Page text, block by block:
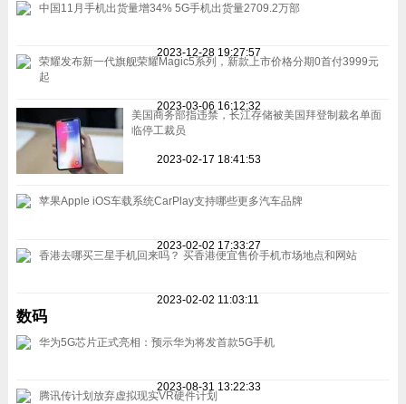
中国11月手机出货量增34% 5G手机出货量2709.2万部
2023-12-28 19:27:57
荣耀发布新一代旗舰荣耀Magic5系列，新款上市价格分期0首付3999元
起
2023-03-06 16:12:32
美国商务部指违禁，长江存储被美国拜登制裁名单面
临停工裁员
2023-02-17 18:41:53
苹果Apple iOS车载系统CarPlay支持哪些更多汽车品牌
2023-02-02 17:33:27
香港去哪买三星手机回来吗？ 买香港便宜售价手机市场地点和网站
2023-02-02 11:03:11
数码
华为5G芯片正式亮相：预示华为将发首款5G手机
2023-08-31 13:22:33
腾讯传计划放弃虚拟现实VR硬件计划